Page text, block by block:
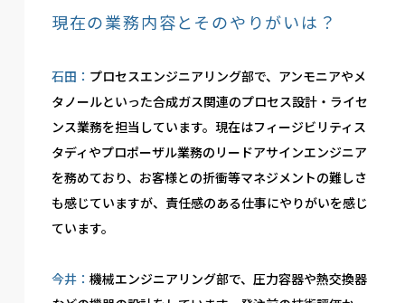
現在の業務内容とそのやりがいは？
石田： プロセスエンジニアリング部で、アンモニアやメ
タノールといった合成ガス関連のプロセス設計・ライセ
ンス業務を担当しています。現在はフィージビリティス
タディやプロポーザル業務のリードアサインエンジニア
を務めており、お客様との折衝等マネジメントの難しさ
も感じていますが、責任感のある仕事にやりがいを感じ
ています。
今井： 機械エンジニアリング部で、圧力容器や熱交換器